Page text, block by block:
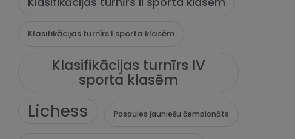
Klasifikācijas turnīrs I sporta klasēm
Klasifikācijas turnīrs IV
sporta klasēm
Lichess Pasaules jauniešu čempionāts